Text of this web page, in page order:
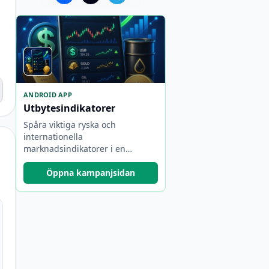
ANDROID APP
Utbytesindikatorer
Spåra viktiga ryska och
internationella
marknadsindikatorer i en
kompakt app.
Öppna kampanjsidan